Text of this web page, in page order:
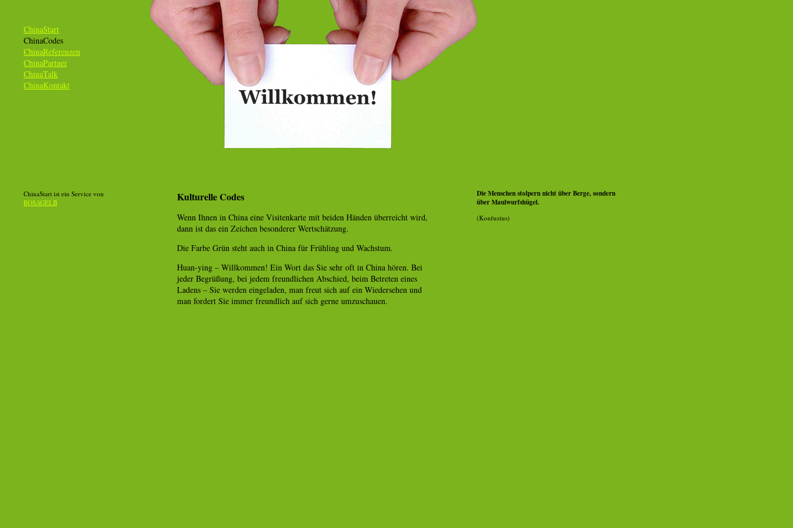
ChinaStart
ChinaCodes
ChinaReferenzen
ChinaPartner
ChinaTalk
ChinaKontakt
Kulturelle Codes
Wenn Ihnen in China eine Visitenkarte mit beiden Händen überreicht wird,
dann ist das ein Zeichen besonderer Wertschätzung.
Die Farbe Grün steht auch in China für Frühling und Wachstum.
Huan-ying – Willkommen! Ein Wort das Sie sehr oft in China hören. Bei
jeder Begrüßung, bei jedem freundlichen Abschied, beim Betreten eines
Ladens – Sie werden eingeladen, man freut sich auf ein Wiedersehen und
man fordert Sie immer freundlich auf sich gerne umzuschauen.
Die Menschen stolpern nicht über Berge, sondern
über Maulwurfshügel.
(Konfuzius)
ChinaStart ist ein Service von
ROSAGELB